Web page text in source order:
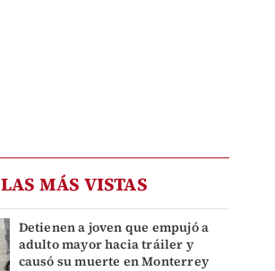
LAS MÁS VISTAS
Detienen a joven que empujó a
adulto mayor hacia tráiler y
causó su muerte en Monterrey